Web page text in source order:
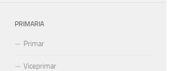
PRIMARIA
Primar
Viceprimar